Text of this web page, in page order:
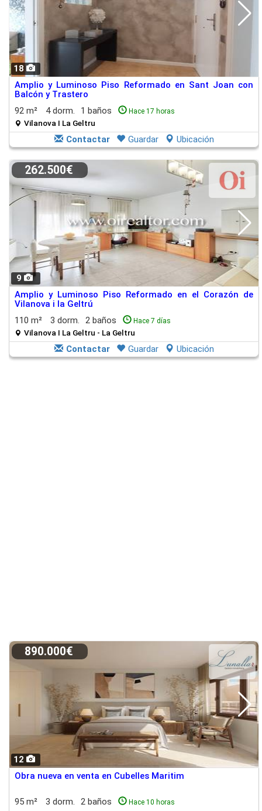
18
Amplio y Luminoso Piso Reformado en Sant Joan con
Balcón y Trastero
92 m²
4 dorm. 1 baños Hace 17 horas
Vilanova I La Geltru
Contactar Guardar Ubicación
9
262.500€
Amplio y Luminoso Piso Reformado en el Corazón de
Vilanova i la Geltrú
110 m²
3 dorm. 2 baños Hace 7 días
Vilanova I La Geltru - La Geltru
Contactar Guardar Ubicación
12
890.000€
Obra nueva en venta en Cubelles Maritim
95 m² 3 dorm. 2 baños Hace 10 horas